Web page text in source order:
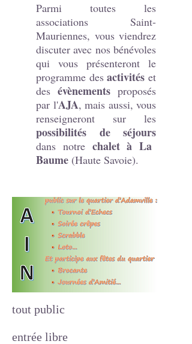
Parmi toutes les
associations Saint-
Mauriennes, vous viendrez
discuter avec nos bénévoles
qui vous présenteront le
programme desactivités et
des évènements proposés
par l'AJA, mais aussi, vous
renseigneront sur les
possibilités de séjours
dans notre chalet à La
Baume (Haute Savoie).
tout public
entrée libre